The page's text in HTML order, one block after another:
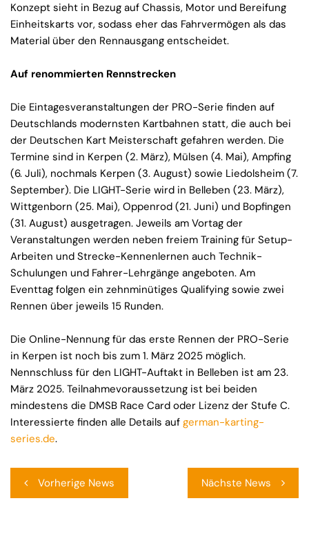
Konzept sieht in Bezug auf Chassis, Motor und Bereifung
Einheitskarts vor, sodass eher das Fahrvermögen als das
Material über den Rennausgang entscheidet.
Auf renommierten Rennstrecken
Die Eintagesveranstaltungen der PRO-Serie finden auf
Deutschlands modernsten Kartbahnen statt, die auch bei
der Deutschen Kart Meisterschaft gefahren werden. Die
Termine sind in Kerpen (2. März), Mülsen (4. Mai), Ampfing
(6. Juli), nochmals Kerpen (3. August) sowie Liedolsheim (7.
September). Die LIGHT-Serie wird in Belleben (23. März),
Wittgenborn (25. Mai), Oppenrod (21. Juni) und Bopfingen
(31. August) ausgetragen. Jeweils am Vortag der
Veranstaltungen werden neben freiem Training für Setup-
Arbeiten und Strecke-Kennenlernen auch Technik-
Schulungen und Fahrer-Lehrgänge angeboten. Am
Eventtag folgen ein zehnminütiges Qualifying sowie zwei
Rennen über jeweils 15 Runden.
Die Online-Nennung für das erste Rennen der PRO-Serie
in Kerpen ist noch bis zum 1. März 2025 möglich.
Nennschluss für den LIGHT-Auftakt in Belleben ist am 23.
März 2025. Teilnahmevoraussetzung ist bei beiden
mindestens die DMSB Race Card oder Lizenz der Stufe C.
Interessierte finden alle Details auf german-karting-
series.de.
Vorherige News Nächste News